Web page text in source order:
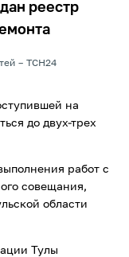
реестр
ТСН24
на
до двух-трех
работ с
совещания,
области
Тулы